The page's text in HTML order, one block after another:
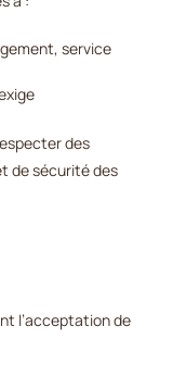
service
des
de sécurité des
l’acceptation de